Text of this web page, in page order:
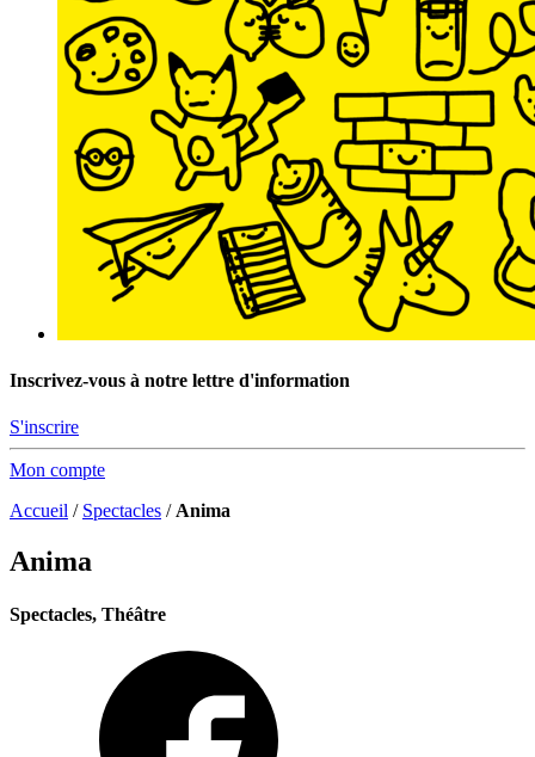
Inscrivez-vous à notre lettre d'information
S'inscrire
Mon compte
Accueil / Spectacles /Anima
Anima
Spectacles, Théâtre